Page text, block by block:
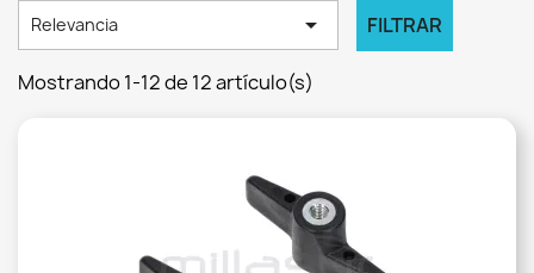
Relevancia  FILTRAR
Mostrando 1-12 de 12 artículo(s)